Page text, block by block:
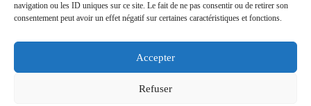
navigation ou les ID uniques sur ce site. Le fait de ne pas consentir ou de retirer son
consentement peut avoir un effet négatif sur certaines caractéristiques et fonctions.
Accepter
Refuser
Categories